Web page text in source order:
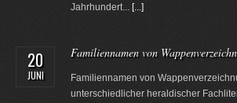
Jahrhundert... [...]
20
JUNI
Familiennamen von
Familiennamen von
unterschiedlicher heraldischer